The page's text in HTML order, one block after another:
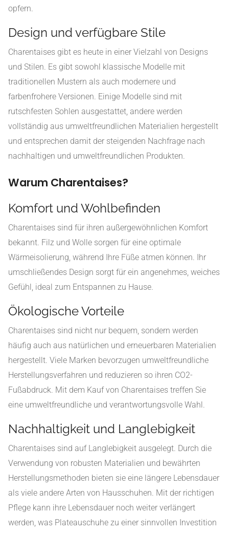
opfern.
Design und verfügbare Stile
Charentaises gibt es heute in einer Vielzahl von Designs
und Stilen. Es gibt sowohl klassische Modelle mit
traditionellen Mustern als auch modernere und
farbenfrohere Versionen. Einige Modelle sind mit
rutschfesten Sohlen ausgestattet, andere werden
vollständig aus umweltfreundlichen Materialien hergestellt
und entsprechen damit der steigenden Nachfrage nach
nachhaltigen und umweltfreundlichen Produkten.
Warum Charentaises?
Komfort und Wohlbefinden
Charentaises sind für ihren außergewöhnlichen Komfort
bekannt. Filz und Wolle sorgen für eine optimale
Wärmeisolierung, während Ihre Füße atmen können. Ihr
umschließendes Design sorgt für ein angenehmes, weiches
Gefühl, ideal zum Entspannen zu Hause.
Ökologische Vorteile
Charentaises sind nicht nur bequem, sondern werden
häufig auch aus natürlichen und erneuerbaren Materialien
hergestellt. Viele Marken bevorzugen umweltfreundliche
Herstellungsverfahren und reduzieren so ihren CO2-
Fußabdruck. Mit dem Kauf von Charentaises treffen Sie
eine umweltfreundliche und verantwortungsvolle Wahl.
Nachhaltigkeit und Langlebigkeit
Charentaises sind auf Langlebigkeit ausgelegt. Durch die
Verwendung von robusten Materialien und bewährten
Herstellungsmethoden bieten sie eine längere Lebensdauer
als viele andere Arten von Hausschuhen. Mit der richtigen
Pflege kann ihre Lebensdauer noch weiter verlängert
werden, was Plateauschuhe zu einer sinnvollen Investition